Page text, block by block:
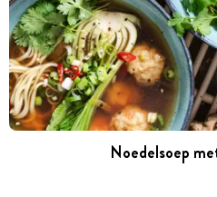
Noedelsoep